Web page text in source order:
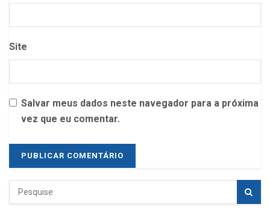
Site
Salvar meus dados neste navegador para a próxima
vez que eu comentar.